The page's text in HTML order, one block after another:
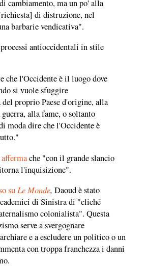
cambiamento, ma un po' alla
di distruzione, nel
barbarie vendicativa".
antioccidentali in stile
che l'Occidente è il luogo dove
si vuole sfuggire
proprio Paese d'origine, alla
alla fame, o soltanto
moda dire che l'Occidente è
affermache "con il grande slancio
l'inquisizione".
su Le Monde, Daoud è stato
di Sinistra di "cliché
colonialista". Questa
serve a svergognare
e a escludere un politico o un
con troppa franchezza i danni